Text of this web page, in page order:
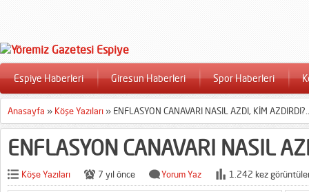
Espiye Haberleri Giresun Haberleri Spor Haberleri
Anasayfa » Köşe Yazıları » ENFLASYON CANAVARI NASIL AZDI, KİM AZDIRDI?..
ENFLASYON CANAVARI NASIL
Köşe Yazıları 7 yıl önce Yorum Yaz 1.242 kez